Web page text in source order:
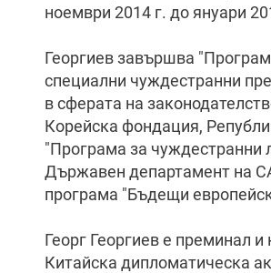
ноември 2014 г. до януари
Георгиев завършва
специални чуждестранни
в сферата на
Корейска фондация,
"Програма за чуждестранни
Държавен департамент на
програма "Бъдещи
Георг Георгиев е преминал и
Китайска дипломатическа